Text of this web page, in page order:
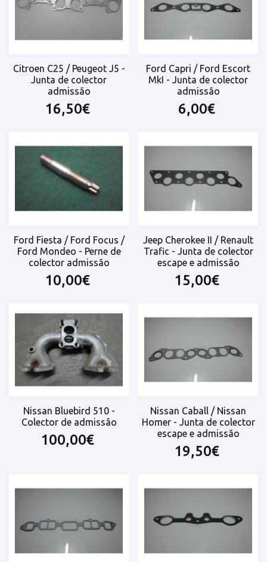
Citroen C25 / Peugeot J5 -
Junta de colector
admissão
16,50€
Ford Capri / Ford Escort
MkI - Junta de colector
admissão
6,00€
Ford Fiesta / Ford Focus /
Ford Mondeo - Perne de
colector admissão
10,00€
Jeep Cherokee II / Renault
Trafic - Junta de colector
escape e admissão
15,00€
Nissan Bluebird 510 -
Colector de admissão
100,00€
Nissan Caball / Nissan
Homer - Junta de colector
escape e admissão
19,50€